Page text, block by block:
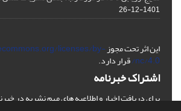
1401-12-26
این اثر تحت مجوزlicenses/by-
nc/4.0/ قرار دارد.
اشتراک خبرنامه
برای دریافت اخبار و اطلاعیه های مهم نشریه در